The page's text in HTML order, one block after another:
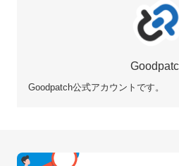
Goodpatch公式アカウントです。